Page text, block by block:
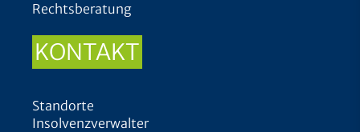
Rechtsberatung
KONTAKT
Standorte
Insolvenzverwalter